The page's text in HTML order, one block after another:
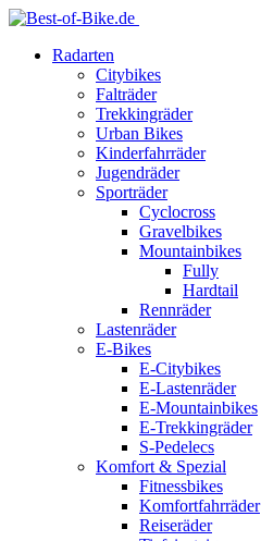
Radarten
Citybikes
Falträder
Trekkingräder
Urban Bikes
Kinderfahrräder
Jugendräder
Sporträder
Cyclocross
Gravelbikes
Mountainbikes
Fully
Hardtail
Rennräder
Lastenräder
E-Bikes
E-Citybikes
E-Lastenräder
E-Mountainbikes
E-Trekkingräder
S-Pedelecs
Komfort & Spezial
Fitnessbikes
Komfortfahrräder
Reiseräder